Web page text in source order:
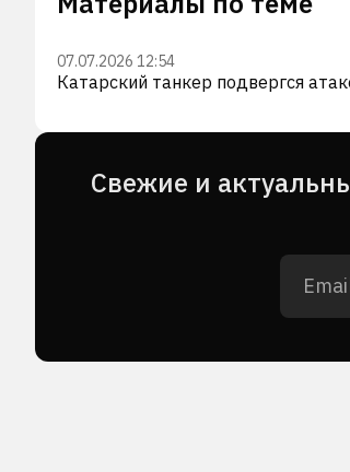
07.07.2026 12:54
Катарский танкер подвергся
Cвежие и